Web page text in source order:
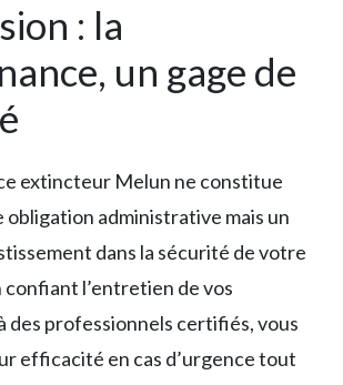
: la
un gage de
extincteur Melun ne constitue
obligation administrative mais un
dans la sécurité de votre
l’entretien de vos
des professionnels certifiés, vous
efficacité en cas d’urgence tout